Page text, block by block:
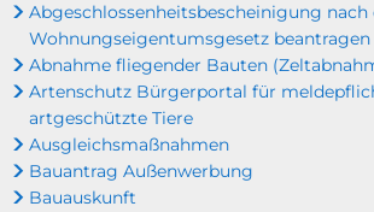
Abgeschlossenheitsbescheinigung nach
Wohnungseigentumsgesetz beantragen
Abnahme fliegender Bauten
Artenschutz Bürgerportal für
artgeschützte Tiere
Ausgleichsmaßnahmen
Bauantrag Außenwerbung
Bauauskunft